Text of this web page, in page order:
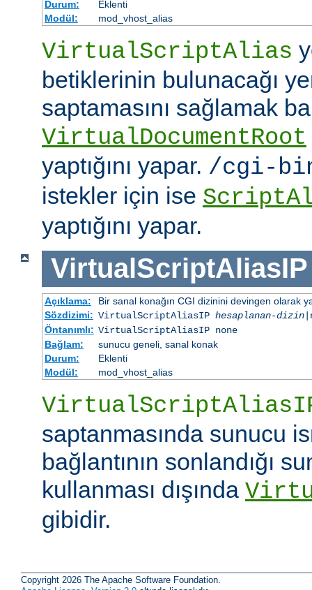
Durum:
Eklenti
Modül:
mod_vhost_alias
VirtualScriptAlias
betiklerinin bulunacağı
saptamasını sağlamak
VirtualDocumentRoot
yaptığını yapar. /cgi-
istekler için ise
yaptığını yapar.
VirtualScriptAliasIP
Açıklama:
Bir sanal konağın CGI dizinini devingen olarak
Sözdizimi: VirtualScriptAliasIP hesaplanan-dizin
Öntanımlı: VirtualScriptAliasIP none
Bağlam:
sunucu geneli, sanal konak
Durum:
Eklenti
Modül:
mod_vhost_alias
saptanmasında sunucu
bağlantının sonlandığı
kullanması dışında
gibidir.
Copyright 2026 The Apache Software Foundation.